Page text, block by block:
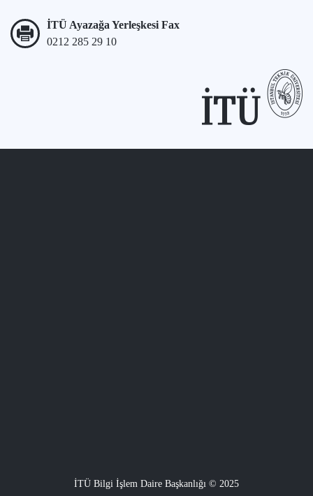
İTÜ Ayazağa Yerleşkesi Fax
0212 285 29 10
İTÜ Bilgi İşlem Daire Başkanlığı © 2025